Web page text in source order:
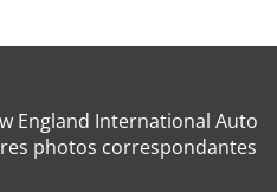
England International Auto
photos correspondantes